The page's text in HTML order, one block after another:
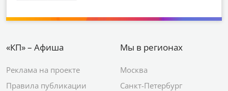
«КП» – Афиша
Реклама на проекте
Правила публикации
Мы в регионах
Москва
Санкт-Петербург